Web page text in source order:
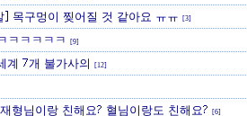
] 목구멍이 찢어질 것 같아요 ㅠㅠ [3]
ㅋㅋㅋㅋㅋ [9]
계 7개 불가사의 [12]
형님이랑 친해요? 혈님이랑도 친해요? [6]